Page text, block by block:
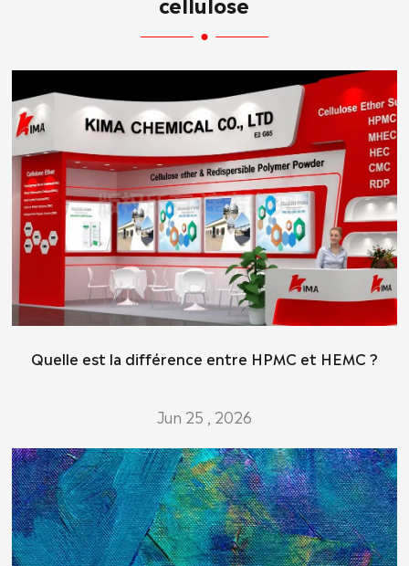
Quelle est la différence entre HPMC et HEMC ?
Jun 25 , 2026